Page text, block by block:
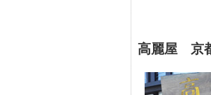
高麗屋 京